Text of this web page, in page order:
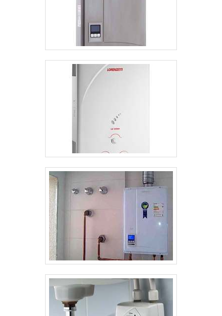
para garantir que cada um dos clientes receberão
exatamente aquilo que precisam e assim alcancem
os resultados almejados. Preocupada em oferecer
uma experiência completa e produtiva, a empresa
ainda conta com as seguintes vantagens:
Cobertura em todo território nacional; Certificação
ISO 9001; Prazos de entrega que se adequam às
necessidades de cada projeto. .